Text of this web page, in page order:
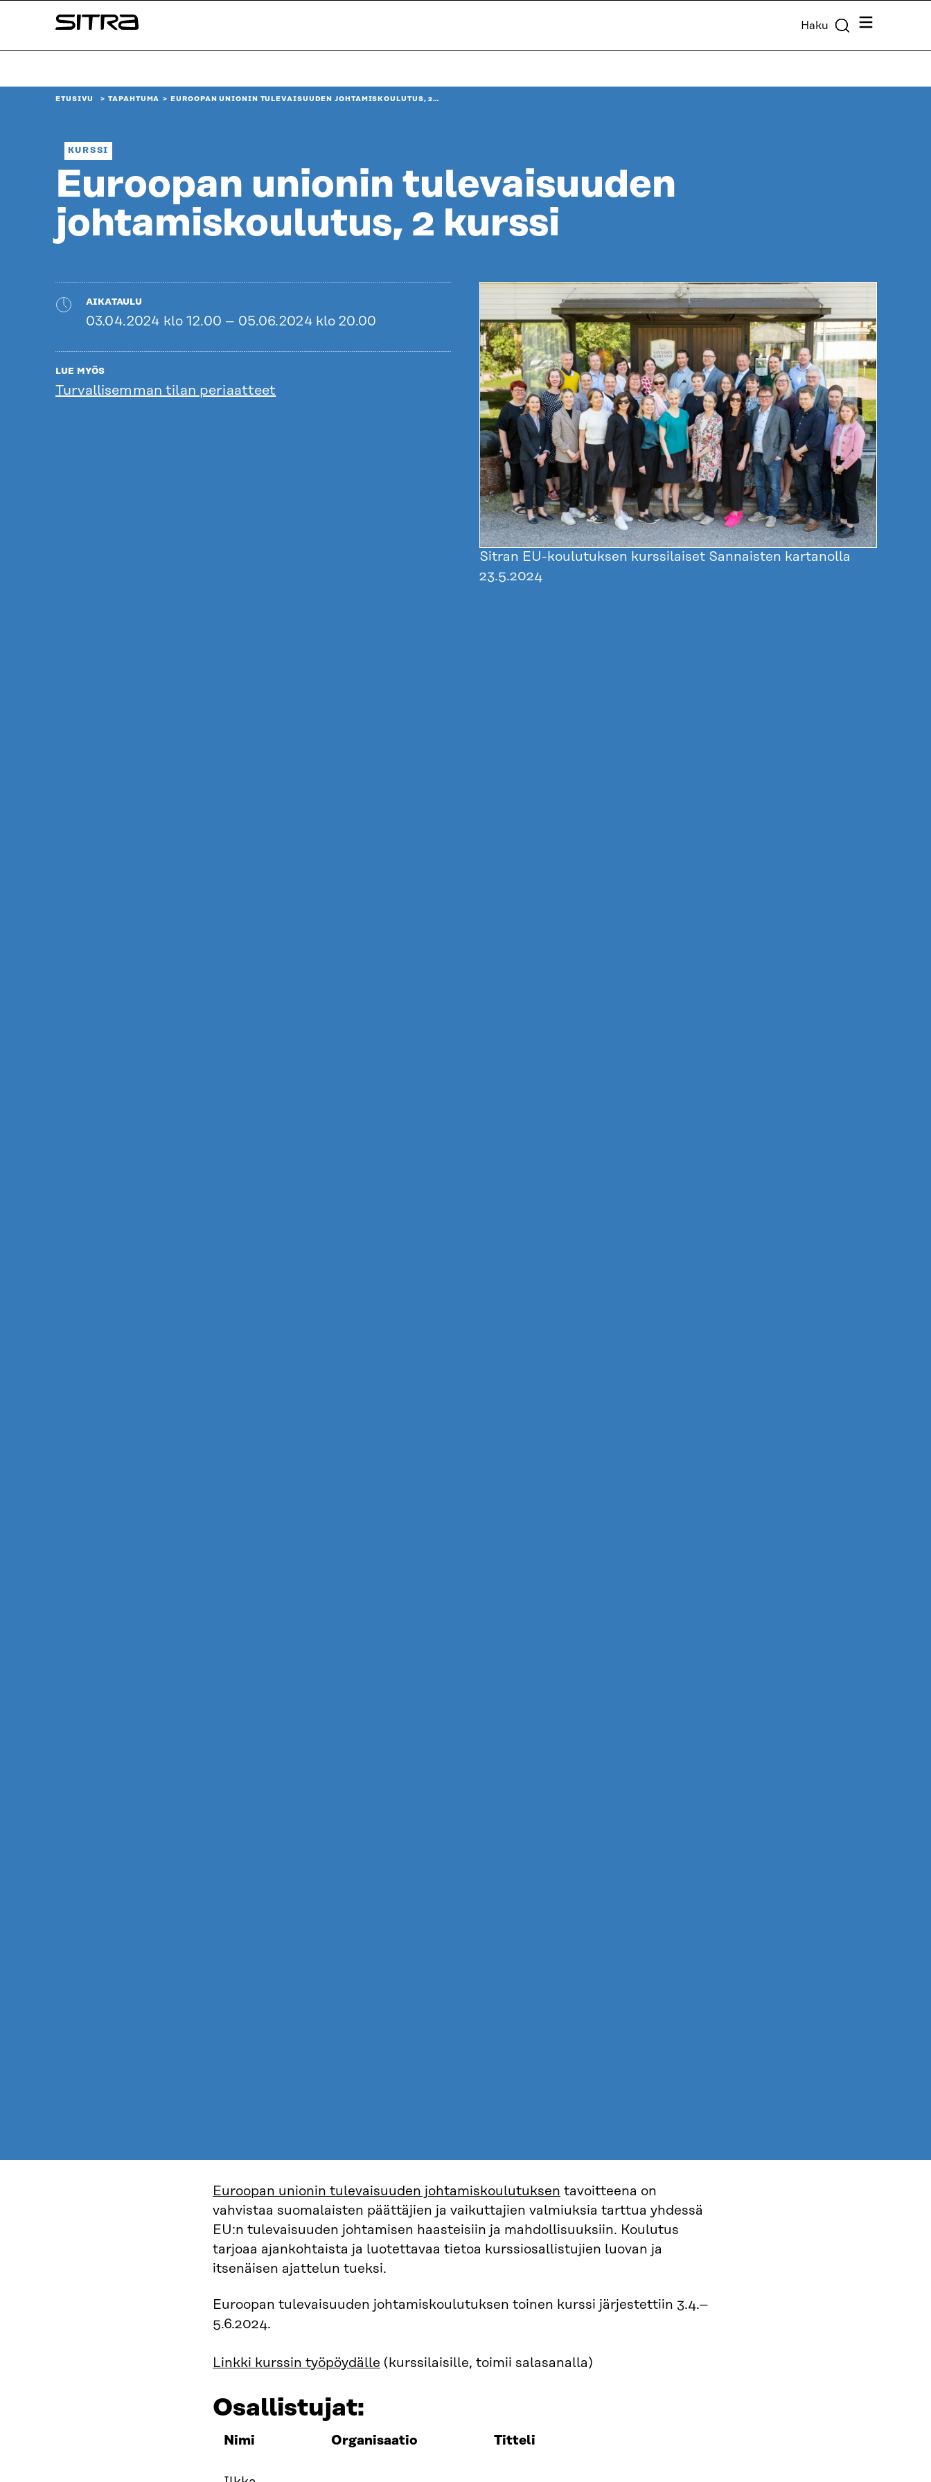
sisältöön
Sitra Haku Valikko
ETUSIVU TAPAHTUMA EUROOPAN UNIONIN TULEVAISUUDEN JOHTAMISKOULUTUS, 2…
KURSSI
Euroopan unionin tulevaisuuden
johtamiskoulutus, 2 kurssi
AIKATAULU
03.04.2024 klo 12.00 – 05.06.2024 klo 20.00
LUE MYÖS
Turvallisemman tilan periaatteet
Sitran EU-koulutuksen kurssilaiset Sannaisten kartanolla
23.5.2024
Euroopan unionin tulevaisuuden johtamiskoulutuksen tavoitteena on
vahvistaa suomalaisten päättäjien ja vaikuttajien valmiuksia tarttua yhdessä
EU:n tulevaisuuden johtamisen haasteisiin ja mahdollisuuksiin. Koulutus
tarjoaa ajankohtaista ja luotettavaa tietoa kurssiosallistujien luovan ja
itsenäisen ajattelun tueksi.
Euroopan tulevaisuuden johtamiskoulutuksen toinen kurssi järjestettiin 3.4.–
5.6.2024.
Linkki kurssin työpöydälle (kurssilaisille, toimii salasanalla)
Osallistujat:
Nimi Organisaatio Titteli